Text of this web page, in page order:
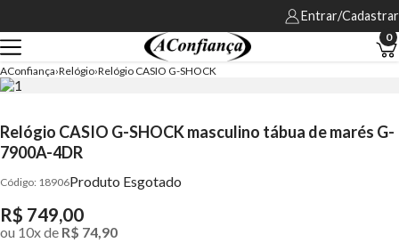
Entrar/Cadastrar
0
AConfiança Relógio Relógio CASIO G-SHOCK
Relógio CASIO G-SHOCK masculino tábua de marés G-
7900A-4DR
18906Produto Esgotado
R$ 749,00
ou 10xde R$ 74,90